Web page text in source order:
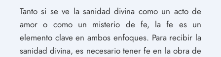
Tanto si se ve la sanidad divina como un acto de
amor o como un misterio de fe, la fe es un
elemento clave en ambos enfoques. Para recibir la
sanidad divina, es necesario tener fe en la obra de